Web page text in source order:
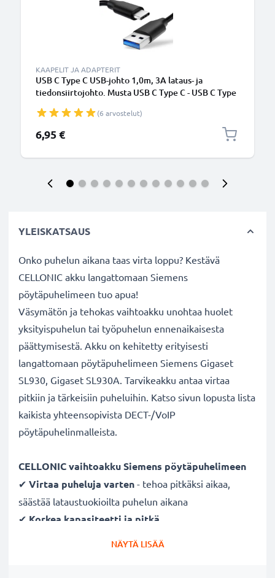
KAAPELIT JA ADAPTERIT
USB C Type C USB-johto 1,0m, 3A lataus- ja
tiedonsiirtojohto. Musta USB C Type C - USB C Type
(6 arvostelut)
6,95 €
YLEISKATSAUS
Onko puhelun aikana taas virta loppu? Kestävä
CELLONIC akku langattomaan Siemens
pöytäpuhelimeen tuo apua!
Väsymätön ja tehokas vaihtoakku unohtaa huolet
yksityispuhelun tai työpuhelun ennenaikaisesta
päättymisestä. Akku on kehitetty erityisesti
langattomaan pöytäpuhelimeen Siemens Gigaset
SL930, Gigaset SL930A. Tarvikeakku antaa virtaa
pitkiin ja tärkeisiin puheluihin. Katso sivun lopusta lista
kaikista yhteensopivista DECT-/VoIP
pöytäpuhelinmalleista.
CELLONIC vaihtoakku Siemens pöytäpuhelimeen
✔ Virtaa puheluja varten - tehoa pitkäksi aikaa,
säästää lataustuokioilta puhelun aikana
✔ Korkea kapasiteetti ja pitkä
NÄYTÄ LISÄÄ